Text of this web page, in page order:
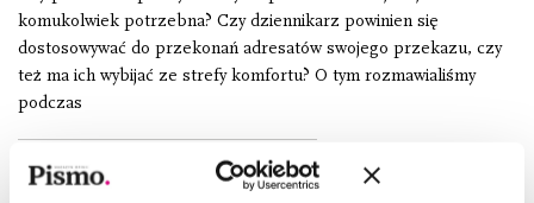
komukolwiek potrzebna? Czy dziennikarz powinien się
dostosowywać do przekonań adresatów swojego przekazu, czy
też ma ich wybijać ze strefy komfortu? O tym rozmawialiśmy
podczas